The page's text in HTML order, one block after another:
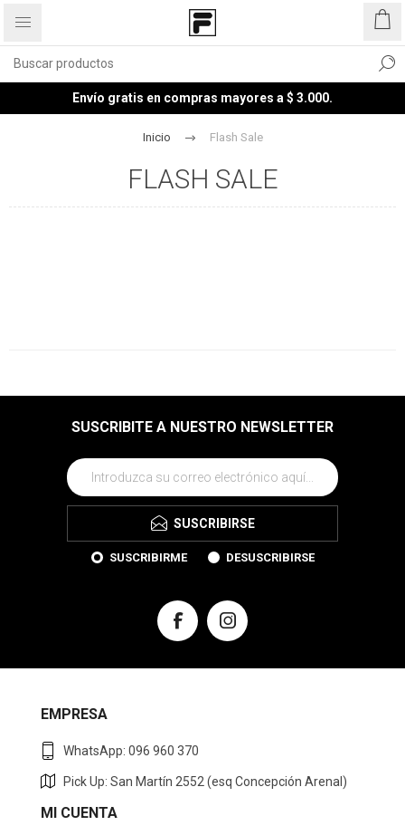
Envío gratis en compras mayores a $ 3.000.
Inicio Flash Sale
FLASH SALE
SUSCRIBITE A NUESTRO NEWSLETTER
SUSCRIBIRSE
SUSCRIBIRME DESUSCRIBIRSE
EMPRESA
WhatsApp: 096 960 370
Pick Up: San Martín 2552 (esq Concepción Arenal)
MI CUENTA